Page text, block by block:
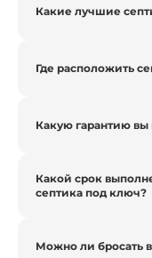
Какие лучшие
Где расположить
Какую гарантию вы
Какой срок
септика под ключ?
Можно ли бросать